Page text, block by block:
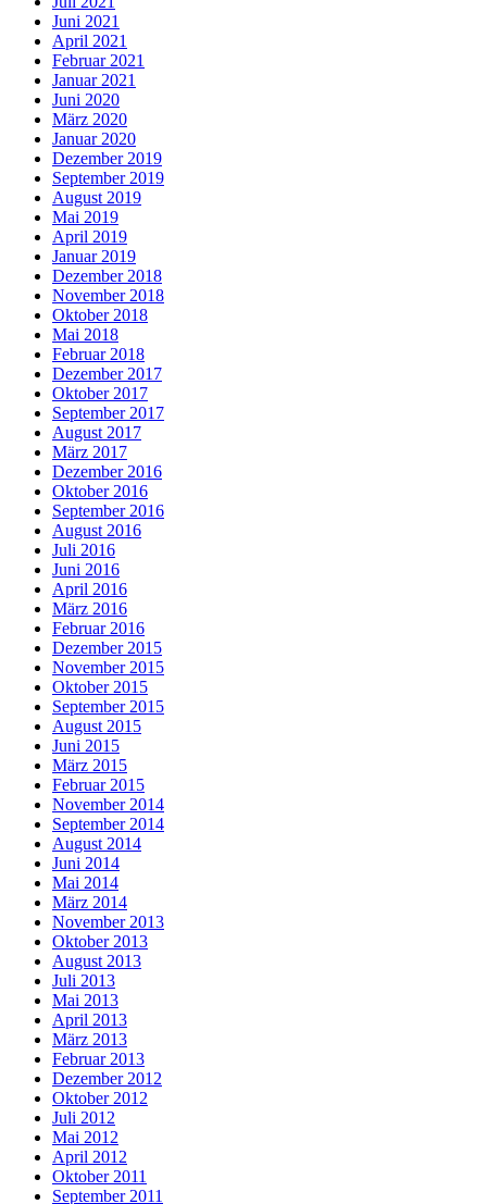
Juni 2021
April 2021
Februar 2021
Januar 2021
Juni 2020
März 2020
Januar 2020
Dezember 2019
September 2019
August 2019
Mai 2019
April 2019
Januar 2019
Dezember 2018
November 2018
Oktober 2018
Mai 2018
Februar 2018
Dezember 2017
Oktober 2017
September 2017
August 2017
März 2017
Dezember 2016
Oktober 2016
September 2016
August 2016
Juli 2016
Juni 2016
April 2016
März 2016
Februar 2016
Dezember 2015
November 2015
Oktober 2015
September 2015
August 2015
Juni 2015
März 2015
Februar 2015
November 2014
September 2014
August 2014
Juni 2014
Mai 2014
März 2014
November 2013
Oktober 2013
August 2013
Juli 2013
Mai 2013
April 2013
März 2013
Februar 2013
Dezember 2012
Oktober 2012
Juli 2012
Mai 2012
April 2012
Oktober 2011
September 2011